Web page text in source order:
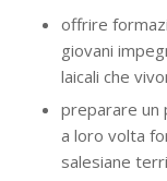
offrire
giovani
laicali che
preparare un
a loro volta
salesiane